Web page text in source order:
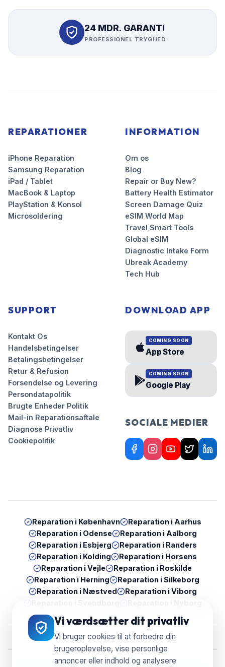
Vi værdsætter dit privatliv
Vi bruger cookies til at forbedre din
brugeroplevelse, vise personlige
annoncer eller indhold og analysere
24 MDR. GARANTI
PROFESSIONEL TRYGHED
REPARATIONER
iPhone Reparation
Samsung Reparation
iPad / Tablet
MacBook & Laptop
PlayStation & Konsol
Microsoldering
INFORMATION
Om os
Blog
Repair or Buy New?
Battery Health Estimator
Screen Damage Quiz
eSIM World Map
Travel Smart Tools
Global eSIM
Diagnostic Intake Form
Ubreak Academy
Tech Hub
SUPPORT
Kontakt Os
Handelsbetingelser
Betalingsbetingelser
Retur & Refusion
Forsendelse og Levering
Persondatapolitik
Brugte Enheder Politik
Mail-in Reparationsaftale
Diagnose Privatliv
Cookiepolitik
DOWNLOAD APP
COMING SOON
App Store
COMING SOON
Google Play
SOCIALE MEDIER
Reparation i København Reparation i Aarhus
Reparation i Odense Reparation i Aalborg
Reparation i Esbjerg Reparation i Randers
Reparation i Kolding Reparation i Horsens
Reparation iVejle Reparation i Roskilde
Reparation i Herning Reparation i Silkeborg
Reparation i Næstved Reparation i Viborg